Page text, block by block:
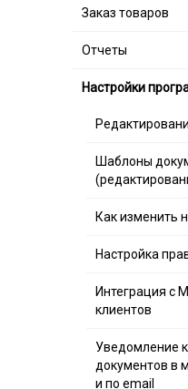
Заказ товаров
Отчеты
Настройки
Шаблоны
Как изменить
Настройка
Интеграция с
клиентов
Уведомление
документов в
и по email